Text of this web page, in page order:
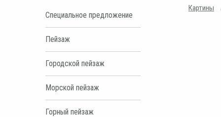
Специальное предложение
Пейзаж
Городской пейзаж
Морской пейзаж
Горный пейзаж
Картины